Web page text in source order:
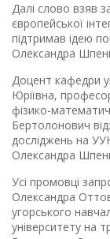
Далі слово взяв
європейської
підтримав ідею
Олександра
Доцент кафедри
Юріївна,
фізико-
Бертолонович
досліджень на
Олександра
Усі промовці
Олександра
угорського
університету на